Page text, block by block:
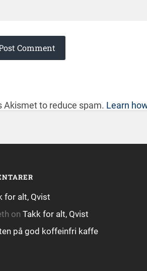
Akismet to reduce spam. Learn
for alt, Qvist
onTakk for alt, Qvist
på god koffeinfri kaffe